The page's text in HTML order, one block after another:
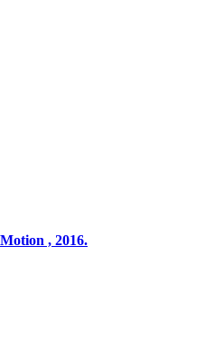
, 2016.